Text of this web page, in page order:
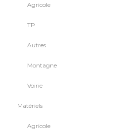
Agricole
TP
Autres
Montagne
Voirie
Matériels
Agricole